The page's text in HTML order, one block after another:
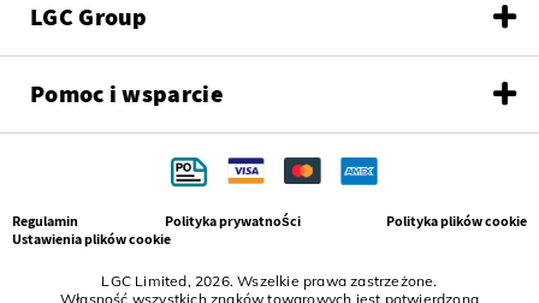
LGC Group
Pomoc i wsparcie
LGC Limited, 2026. Wszelkie prawa zastrzeżone.
Własność wszystkich znaków towarowych jest potwierdzona
Regulamin Polityka prywatności
Polityka plików cookie
Ustawienia plików cookie